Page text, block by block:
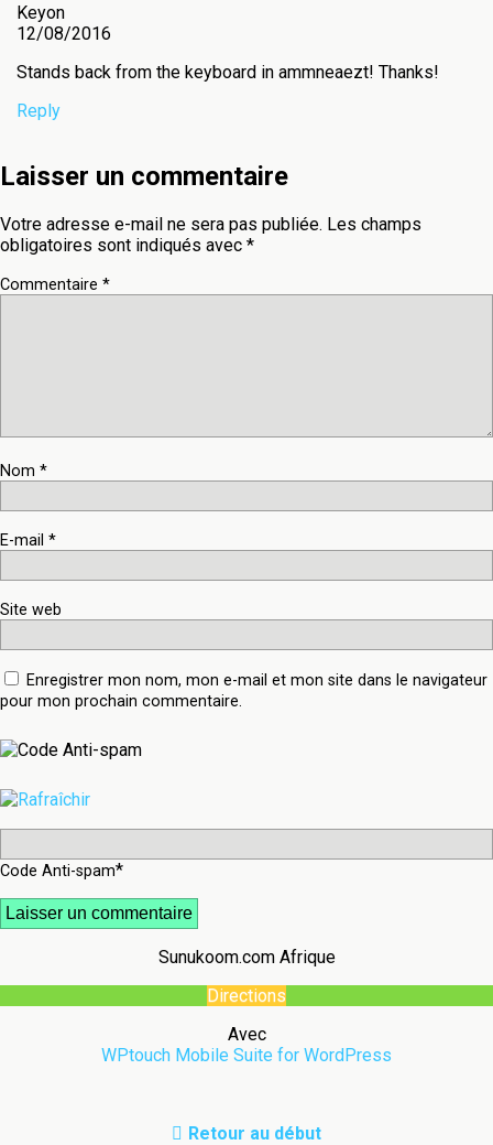
Keyon
12/08/2016
Stands back from the keyboard in ammneaezt! Thanks!
Reply
Laisser un commentaire
Votre adresse e-mail ne sera pas publiée. Les champs
obligatoires sont indiqués avec *
Commentaire *
Nom *
E-mail *
Site web
Enregistrer mon nom, mon e-mail et mon site dans le navigateur
pour mon prochain commentaire.
Code Anti-spam*
Sunukoom.com Afrique
Directions
Avec
WPtouch Mobile Suite for WordPress
Retour au début